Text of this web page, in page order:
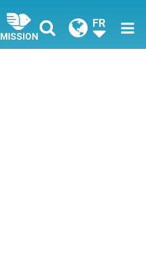
MISSION
FR